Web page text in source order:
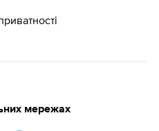
мережах